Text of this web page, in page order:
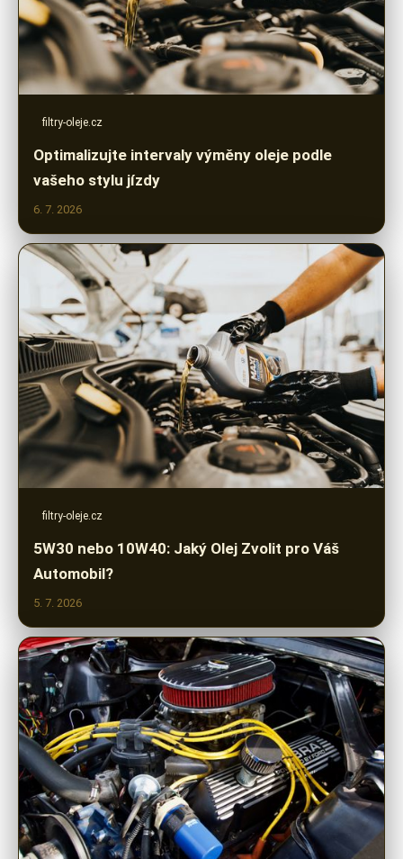
filtry-oleje.cz
Optimalizujte intervaly výměny oleje podle
vašeho stylu jízdy
6. 7. 2026
filtry-oleje.cz
5W30 nebo 10W40: Jaký Olej Zvolit pro Váš
Automobil?
5. 7. 2026